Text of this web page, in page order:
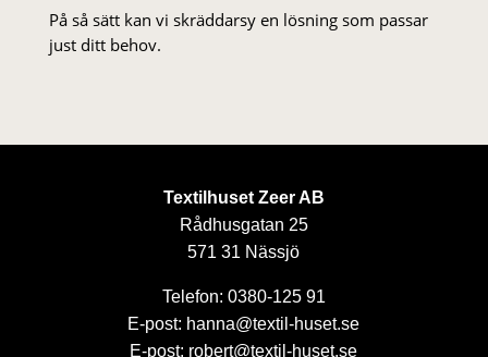
På så sätt kan vi skräddarsy en lösning som passar
just ditt behov.
Textilhuset Zeer AB
Rådhusgatan 25
571 31 Nässjö
Telefon: 0380-125 91
E-post: hanna@textil-huset.se
E-post: robert@textil-huset.se